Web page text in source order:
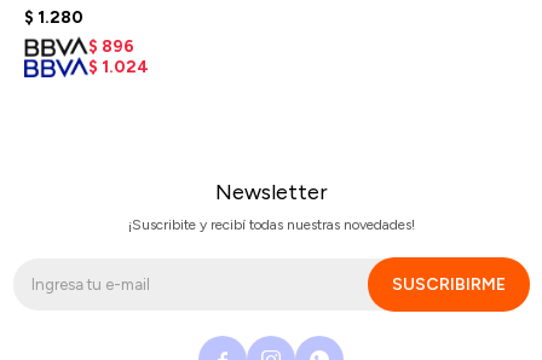
$ 1.280
$ 896
$ 1.024
Newsletter
¡Suscribite y recibí todas nuestras novedades!
SUSCRIBIRME